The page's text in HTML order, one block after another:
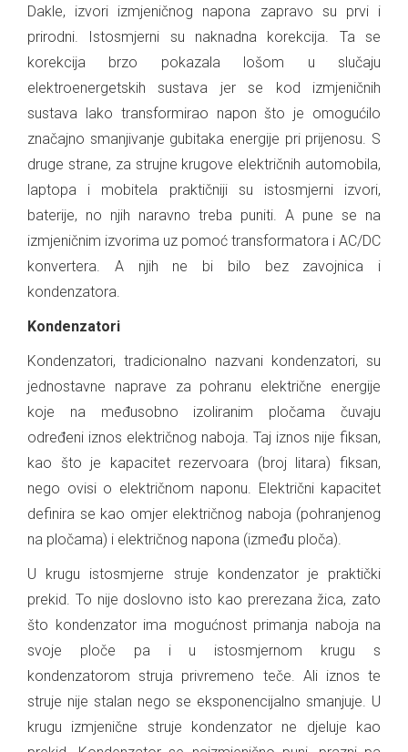
Dakle, izvori izmjeničnog napona zapravo su prvi i
prirodni. Istosmjerni su naknadna korekcija. Ta se
korekcija brzo pokazala lošom u slučaju
elektroenergetskih sustava jer se kod izmjeničnih
sustava lako transformirao napon što je omogućilo
značajno smanjivanje gubitaka energije pri prijenosu. S
druge strane, za strujne krugove električnih automobila,
laptopa i mobitela praktičniji su istosmjerni izvori,
baterije, no njih naravno treba puniti. A pune se na
izmjeničnim izvorima uz pomoć transformatora i AC/DC
konvertera. A njih ne bi bilo bez zavojnica i
kondenzatora.
Kondenzatori
Kondenzatori, tradicionalno nazvani kondenzatori, su
jednostavne naprave za pohranu električne energije
koje na međusobno izoliranim pločama čuvaju
određeni iznos električnog naboja. Taj iznos nije fiksan,
kao što je kapacitet rezervoara (broj litara) fiksan,
nego ovisi o električnom naponu. Električni kapacitet
definira se kao omjer električnog naboja (pohranjenog
na pločama) i električnog napona (između ploča).
U krugu istosmjerne struje kondenzator je praktički
prekid. To nije doslovno isto kao prerezana žica, zato
što kondenzator ima mogućnost primanja naboja na
svoje ploče pa i u istosmjernom krugu s
kondenzatorom struja privremeno teče. Ali iznos te
struje nije stalan nego se eksponencijalno smanjuje. U
krugu izmjenične struje kondenzator ne djeluje kao